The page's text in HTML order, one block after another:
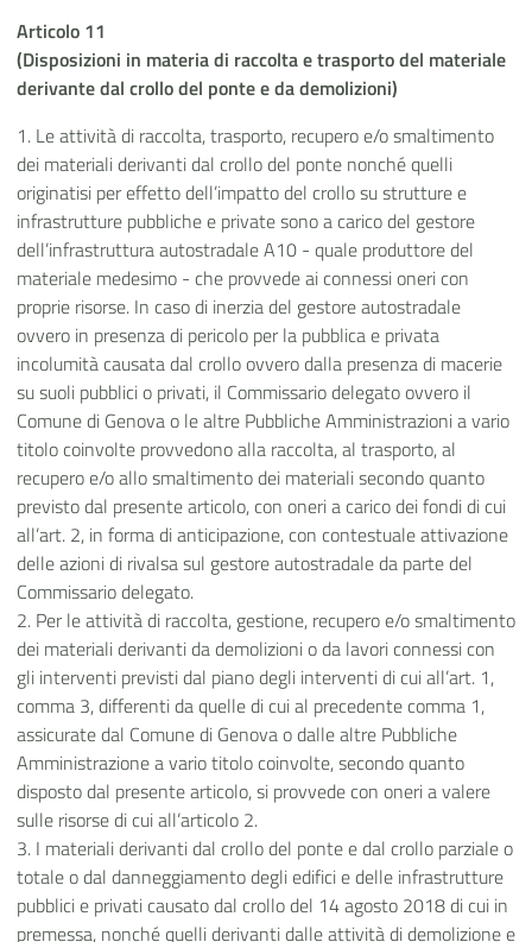
Articolo 11
(Disposizioni in materia di raccolta e trasporto del materiale
derivante dal crollo del ponte e da demolizioni)
1. Le attività di raccolta, trasporto, recupero e/o smaltimento
dei materiali derivanti dal crollo del ponte nonché quelli
originatisi per effetto dell’impatto del crollo su strutture e
infrastrutture pubbliche e private sono a carico del gestore
dell’infrastruttura autostradale A10 - quale produttore del
materiale medesimo - che provvede ai connessi oneri con
proprie risorse. In caso di inerzia del gestore autostradale
ovvero in presenza di pericolo per la pubblica e privata
incolumità causata dal crollo ovvero dalla presenza di macerie
su suoli pubblici o privati, il Commissario delegato ovvero il
Comune di Genova o le altre Pubbliche Amministrazioni a vario
titolo coinvolte provvedono alla raccolta, al trasporto, al
recupero e/o allo smaltimento dei materiali secondo quanto
previsto dal presente articolo, con oneri a carico dei fondi di cui
all’art. 2, in forma di anticipazione, con contestuale attivazione
delle azioni di rivalsa sul gestore autostradale da parte del
Commissario delegato.
2. Per le attività di raccolta, gestione, recupero e/o smaltimento
dei materiali derivanti da demolizioni o da lavori connessi con
gli interventi previsti dal piano degli interventi di cui all’art. 1,
comma 3, differenti da quelle di cui al precedente comma 1,
assicurate dal Comune di Genova o dalle altre Pubbliche
Amministrazione a vario titolo coinvolte, secondo quanto
disposto dal presente articolo, si provvede con oneri a valere
sulle risorse di cui all’articolo 2.
3. I materiali derivanti dal crollo del ponte e dal crollo parziale o
totale o dal danneggiamento degli edifici e delle infrastrutture
pubblici e privati causato dal crollo del 14 agosto 2018 di cui in
premessa, nonché quelli derivanti dalle attività di demolizione e